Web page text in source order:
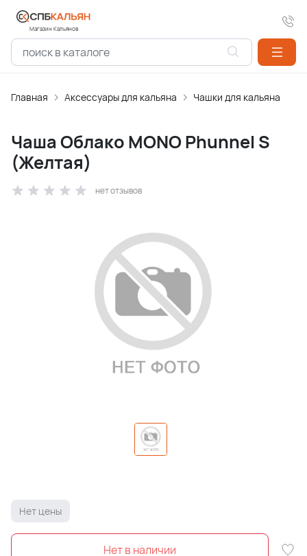
Магазин Кальянов
Главная Аксессуары для кальяна Чашки для кальяна
Чаша Облако MONO Phunnel S
(Желтая)
нет отзывов
Нет цены